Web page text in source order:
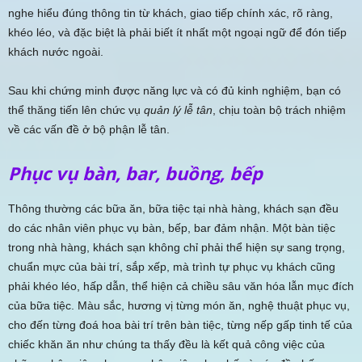
nghe hiểu đúng thông tin từ khách, giao tiếp chính xác, rõ ràng,
khéo léo, và đặc biệt là phải biết ít nhất một ngoại ngữ để đón tiếp
khách nước ngoài.
Sau khi chứng minh được năng lực và có đủ kinh nghiệm, bạn có
thể thăng tiến lên chức vụ quản lý lễ tân, chịu toàn bộ trách nhiệm
về các vấn đề ở bộ phận lễ tân.
Phục vụ bàn, bar, buồng, bếp
Thông thường các bữa ăn, bữa tiệc tại nhà hàng, khách sạn đều
do các nhân viên phục vụ bàn, bếp, bar đảm nhận. Một bàn tiệc
trong nhà hàng, khách sạn không chỉ phải thể hiện sự sang trọng,
chuẩn mực của bài trí, sắp xếp, mà trình tự phục vụ khách cũng
phải khéo léo, hấp dẫn, thể hiện cả chiều sâu văn hóa lẫn mục đích
của bữa tiệc. Màu sắc, hương vị từng món ăn, nghệ thuật phục vụ,
cho đến từng đoá hoa bài trí trên bàn tiệc, từng nếp gấp tinh tế của
chiếc khăn ăn như chúng ta thấy đều là kết quả công việc của